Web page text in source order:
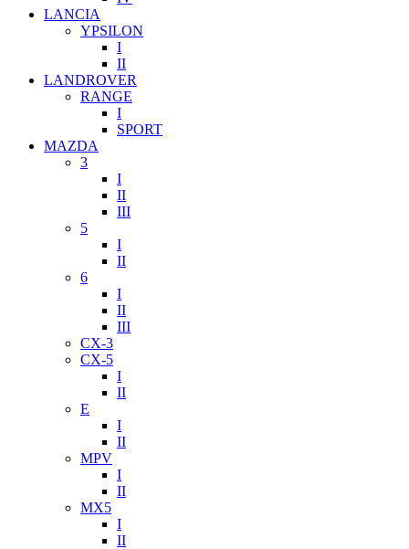
LANCIA
YPSILON
I
II
LANDROVER
RANGE
I
SPORT
MAZDA
3
I
II
III
5
I
II
6
I
II
III
CX-3
CX-5
I
II
E
I
II
MPV
I
II
MX5
I
II